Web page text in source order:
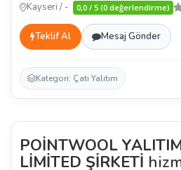
Kayseri / - 0,0 / 5 (0 değerlendirme)
Teklif Al Mesaj Gönder
Kategori: Çatı Yalıtım
POİNTWOOL
LİMİTED ŞİRKETİ